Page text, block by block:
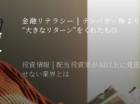
金融リテラシー | テンバガー株より
“大きなリターン”をくれたもの
投資情報 | 配当投資家がAI以上に見逃
せない業界とは